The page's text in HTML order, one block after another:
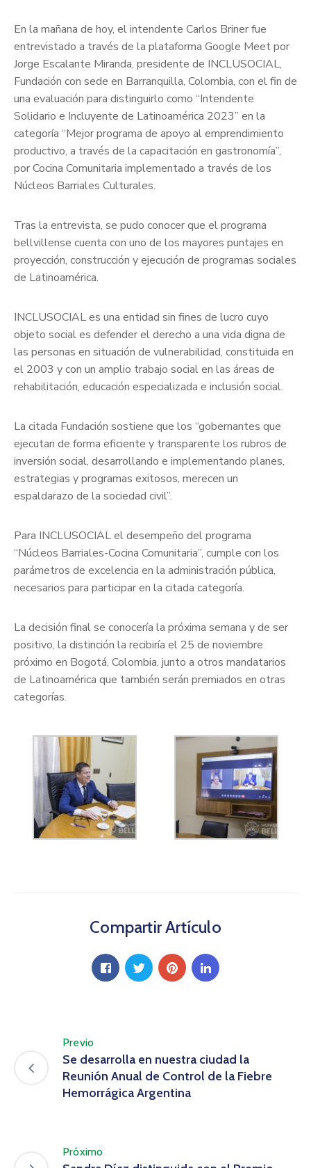
En la mañana de hoy, el intendente Carlos Briner fue
entrevistado a través de la plataforma Google Meet por
Jorge Escalante Miranda, presidente de INCLUSOCIAL,
Fundación con sede en Barranquilla, Colombia, con el fin de
una evaluación para distinguirlo como “Intendente
Solidario e Incluyente de Latinoamérica 2023” en la
categoría “Mejor programa de apoyo al emprendimiento
productivo, a través de la capacitación en gastronomía”,
por Cocina Comunitaria implementado a través de los
Núcleos Barriales Culturales.
Tras la entrevista, se pudo conocer que el programa
bellvillense cuenta con uno de los mayores puntajes en
proyección, construcción y ejecución de programas sociales
de Latinoamérica.
INCLUSOCIAL es una entidad sin fines de lucro cuyo
objeto social es defender el derecho a una vida digna de
las personas en situación de vulnerabilidad, constituida en
el 2003 y con un amplio trabajo social en las áreas de
rehabilitación, educación especializada e inclusión social.
La citada Fundación sostiene que los “gobernantes que
ejecutan de forma eficiente y transparente los rubros de
inversión social, desarrollando e implementando planes,
estrategias y programas exitosos, merecen un
espaldarazo de la sociedad civil”.
Para INCLUSOCIAL el desempeño del programa
“Núcleos Barriales-Cocina Comunitaria”, cumple con los
parámetros de excelencia en la administración pública,
necesarios para participar en la citada categoría.
La decisión final se conocería la próxima semana y de ser
positivo, la distinción la recibiría el 25 de noviembre
próximo en Bogotá, Colombia, junto a otros mandatarios
de Latinoamérica que también serán premiados en otras
categorías.
Compartir Artículo
Previo
Se desarrolla en nuestra ciudad la
Reunión Anual de Control de la Fiebre
Hemorrágica Argentina
Próximo